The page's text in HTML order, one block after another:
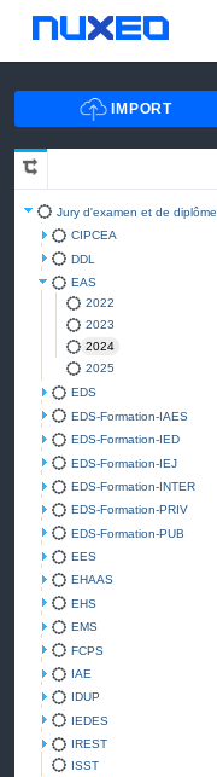
Jury d'examen et de diplôme
CIPCEA
DDL
EAS
2022
2023
2024
2025
EDS
EDS-Formation-IAES
EDS-Formation-IED
EDS-Formation-IEJ
EDS-Formation-INTER
EDS-Formation-PRIV
EDS-Formation-PUB
EES
EHAAS
EHS
EMS
FCPS
IAE
IDUP
IEDES
IREST
ISST